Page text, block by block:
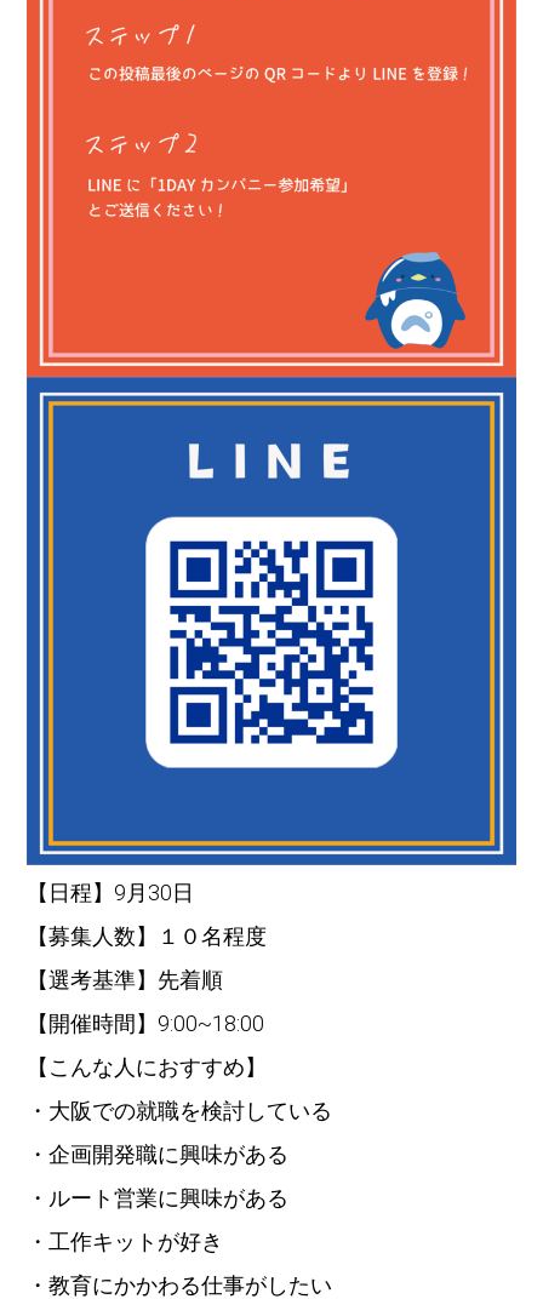
【日程】9月30日
【募集人数】１０名程度
【選考基準】先着順
【開催時間】9:00~18:00
【こんな人におすすめ】
・大阪での就職を検討している
・企画開発職に興味がある
・ルート営業に興味がある
・工作キットが好き
・教育にかかわる仕事がしたい